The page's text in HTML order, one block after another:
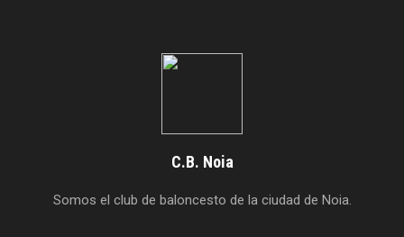
C.B. Noia
Somos el club de baloncesto de la ciudad de Noia.